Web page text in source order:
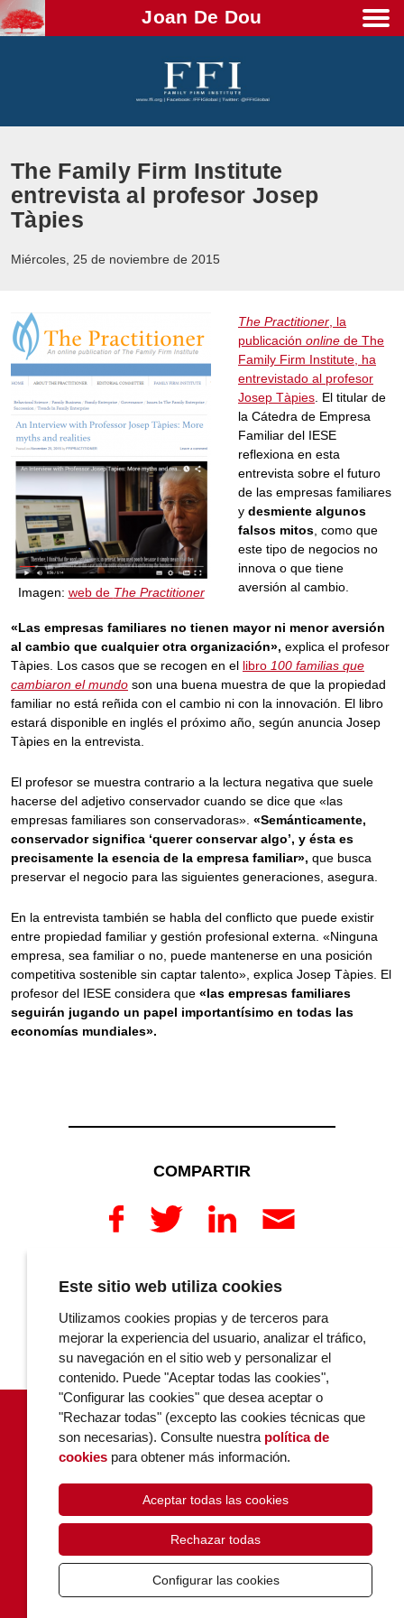
Joan De Dou
The Family Firm Institute
entrevista al profesor Josep
Tàpies
Miércoles, 25 de noviembre de 2015
Imagen: web de The Practitioner
The Practitioner , la
publicación online de The
Family Firm Institute, ha
entrevistado al profesor
Josep Tàpies . El titular de
la Cátedra de Empresa
Familiar del IESE
reflexiona en esta
entrevista sobre el futuro
de las empresas familiares
y desmiente algunos
falsos mitos , como que
este tipo de negocios no
innova o que tiene
aversión al cambio.
«Las empresas familiares no tienen mayor ni menor aversión
al cambio que cualquier otra organización», explica el profesor
Tàpies. Los casos que se recogen en el libro 100 familias que
cambiaron el mundo son una buena muestra de que la propiedad
familiar no está reñida con el cambio ni con la innovación. El libro
estará disponible en inglés el próximo año, según anuncia Josep
Tàpies en la entrevista.
El profesor se muestra contrario a la lectura negativa que suele
hacerse del adjetivo conservador cuando se dice que «las
empresas familiares son conservadoras». «Semánticamente,
conservador significa ‘querer conservar algo’, y ésta es
precisamente la esencia de la empresa familiar», que busca
preservar el negocio para las siguientes generaciones, asegura.
En la entrevista también se habla del conflicto que puede existir
entre propiedad familiar y gestión profesional externa. «Ninguna
empresa, sea familiar o no, puede mantenerse en una posición
competitiva sostenible sin captar talento», explica Josep Tàpies. El
profesor del IESE considera que «las empresas familiares
seguirán jugando un papel importantísimo en todas las
economías mundiales».
COMPARTIR
POLÍTICA DE COOKIES
CONTACTO
Este sitio web utiliza cookies
Utilizamos cookies propias y de terceros para
mejorar la experiencia del usuario, analizar el tráfico,
su navegación en el sitio web y personalizar el
contenido. Puede "Aceptar todas las cookies",
"Configurar las cookies" que desea aceptar o
"Rechazar todas" (excepto las cookies técnicas que
son necesarias). Consulte nuestra política de
cookies para obtener más información.
Aceptar todas las cookies
Rechazar todas
Configurar las cookies